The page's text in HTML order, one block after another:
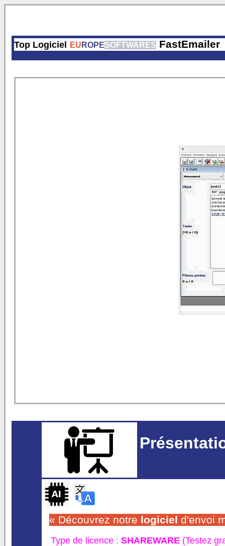
Top Logiciel EU ROPESOFTWARES FastEmailer
« Découvrez notre logiciel d'envoi
Type de licence : SHAREWARE (Testez